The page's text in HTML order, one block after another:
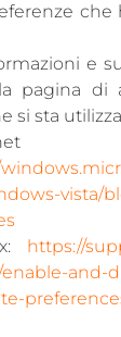
che
e
pagina di
si sta
vista/
https://
and-